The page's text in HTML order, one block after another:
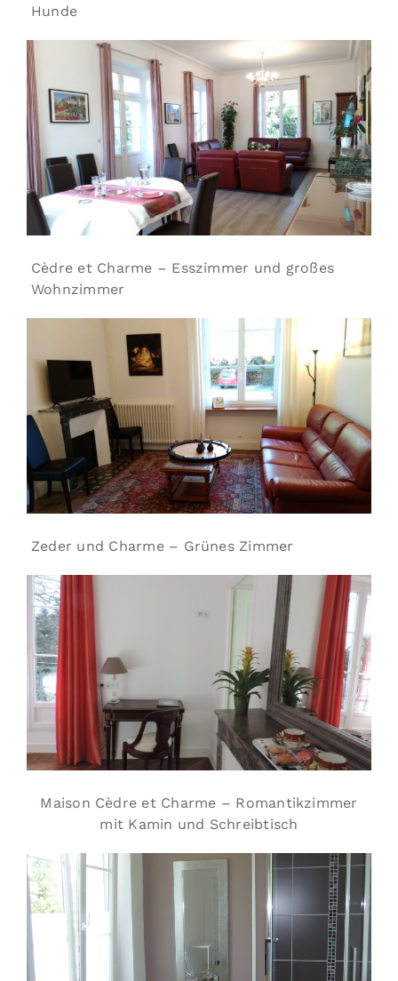
Hunde
Cèdre et Charme – Esszimmer und großes
Wohnzimmer
Zeder und Charme – Grünes Zimmer
Maison Cèdre et Charme – Romantikzimmer
mit Kamin und Schreibtisch